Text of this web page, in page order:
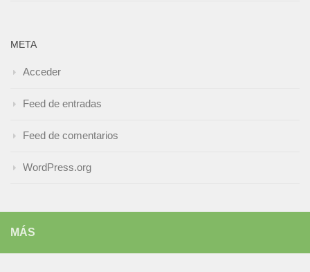
META
Acceder
Feed de entradas
Feed de comentarios
WordPress.org
MÁS